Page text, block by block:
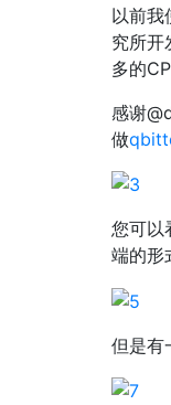
以前我
究所开
多的
感谢
做
您可以
端的形
但是有